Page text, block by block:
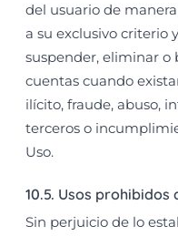
del usuario de
a su exclusivo criterio
suspender, eliminar o
cuentas cuando
ilícito, fraude, abuso,
terceros o
Uso.
10.5. Usos
Sin perjuicio de lo